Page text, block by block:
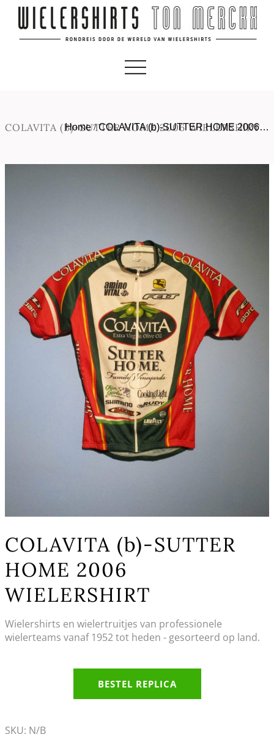
COLAVITA (B)-SUTTER HOME 2006 WIELERSHIRT
Home/COLAVITA (b)-SUTTER HOME 2006…
COLAVITA (b)-SUTTER
HOME 2006
WIELERSHIRT
Wielershirts en wielertruitjes van professionele
wielerteams vanaf 1952 tot heden - gesorteerd op land.
BESTEL REPLICA
SKU: N/B